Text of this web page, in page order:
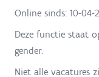
Online sinds: 10-04-
Deze functie staat
gender.
Niet alle vacatures